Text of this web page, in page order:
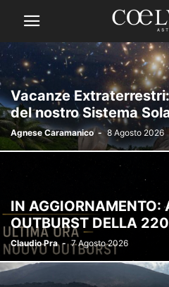
Vacanze
del nostro Sistema
Agnese Caramanico - 8 Agosto 2026
IN AGGIORNAMENTO:
OUTBURST DELLA
Claudio Pra - 7 Agosto 2026